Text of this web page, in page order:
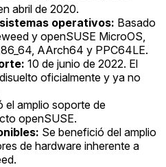
abril de 2020.
operativos: Basado
y openSUSE MicroOS,
AArch64 y PPC64LE.
10 de junio de 2022. El
oficialmente y ya no
el amplio soporte de
openSUSE.
Se benefició del amplio
de hardware inherente a